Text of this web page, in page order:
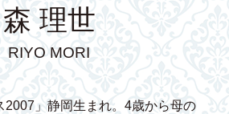
森 理世
RIYO MORI
2007」静岡生まれ。4歳から母の